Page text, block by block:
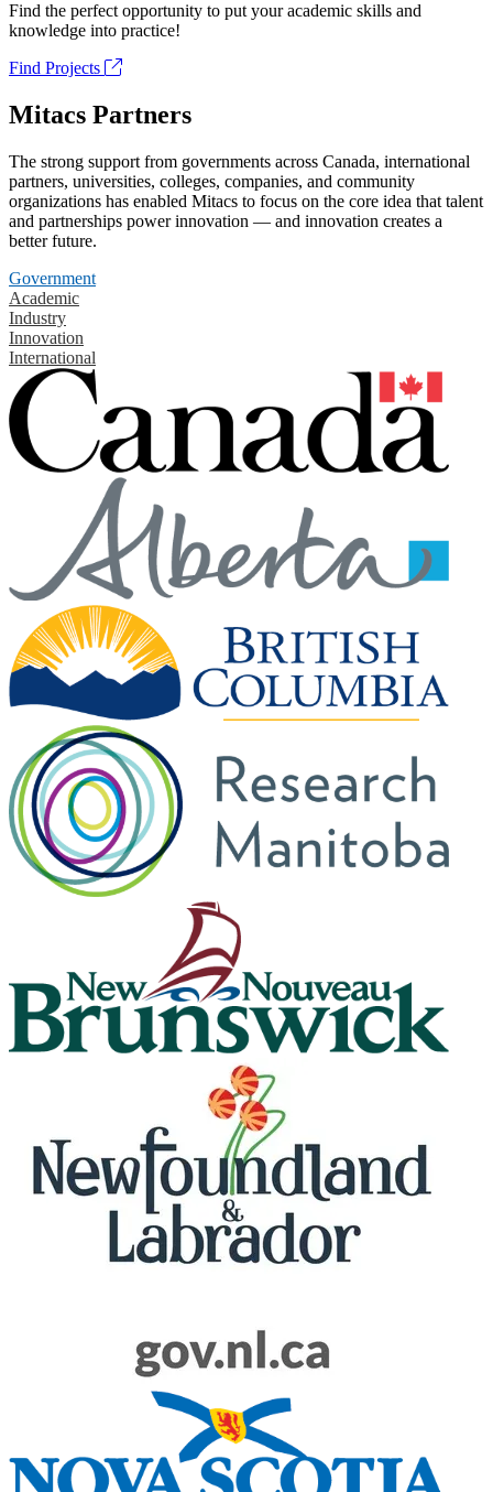
Find the perfect opportunity to put your academic skills and
knowledge into practice!
Find Projects
Mitacs Partners
The strong support from governments across Canada, international
partners, universities, colleges, companies, and community
organizations has enabled Mitacs to focus on the core idea that talent
and partnerships power innovation — and innovation creates a
better future.
Government
Academic
Industry
Innovation
International